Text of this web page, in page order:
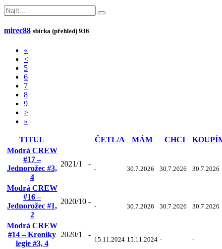
mirec88 sbírka (přehled) 936
«
<
5
6
7
8
9
>
»
TITUL ČETL/A MÁM CHCI
Modrá CREW
#17 –
Jednorožec #3,
4
2021/1 -
- 30.7.2026 30.7.2026 30.7.2026
Modrá CREW
#16 –
Jednorožec #1,
2
2020/10 -
- 30.7.2026 30.7.2026 30.7.2026
Modrá CREW
#14 – Kroniky
legie #3, 4
2020/1 -
15.11.2024 15.11.2024 - -